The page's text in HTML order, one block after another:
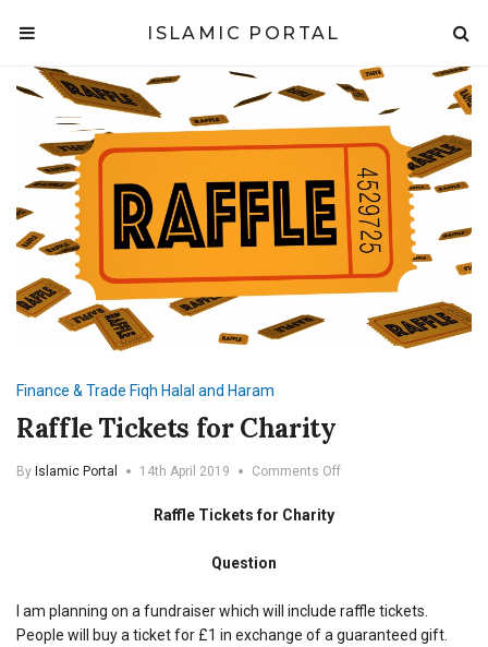
ISLAMIC PORTAL
Finance & Trade Fiqh Halal and Haram
Raffle Tickets for Charity
By Islamic Portal 14th April 2019 Comments Offon
Raffle Tickets for Charity
Question
I am planning on a fundraiser which will include raffle tickets.
People will buy a ticket for £1 in exchange of a guaranteed gift.